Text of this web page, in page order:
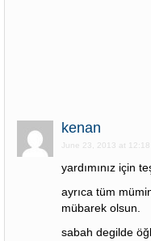
kenan
June 23, 2013 at 12:18
yardımınız için
ayrıca tüm
mübarek olsun.
sabah degilde